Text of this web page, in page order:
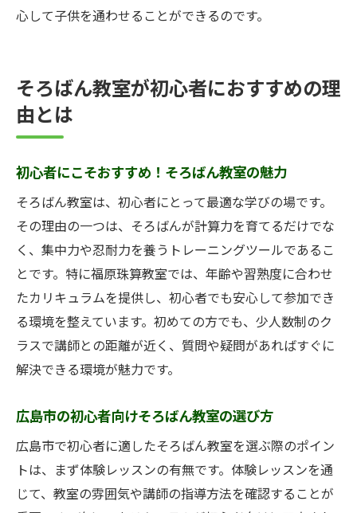
心して子供を通わせることができるのです。
そろばん教室が初心者におすすめの理
由とは
初心者にこそおすすめ！そろばん教室の魅力
そろばん教室は、初心者にとって最適な学びの場です。
その理由の一つは、そろばんが計算力を育てるだけでな
く、集中力や忍耐力を養うトレーニングツールであるこ
とです。特に福原珠算教室では、年齢や習熟度に合わせ
たカリキュラムを提供し、初心者でも安心して参加でき
る環境を整えています。初めての方でも、少人数制のク
ラスで講師との距離が近く、質問や疑問があればすぐに
解決できる環境が魅力です。
広島市の初心者向けそろばん教室の選び方
広島市で初心者に適したそろばん教室を選ぶ際のポイン
トは、まず体験レッスンの有無です。体験レッスンを通
じて、教室の雰囲気や講師の指導方法を確認することが